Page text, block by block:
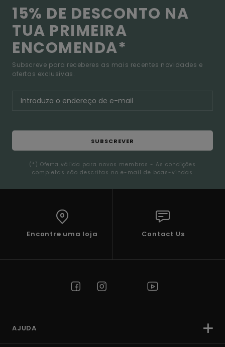
15% DE DESCONTO NA
TUA PRIMEIRA
ENCOMENDA*
Subscreve para receberes as mais recentes novidades e
ofertas exclusivas.
SUBSCREVER
(*) Oferta válida para novos membros - As condições
completas são descritas no e-mail de boas-vindas
Encontre uma loja Contact Us
AJUDA